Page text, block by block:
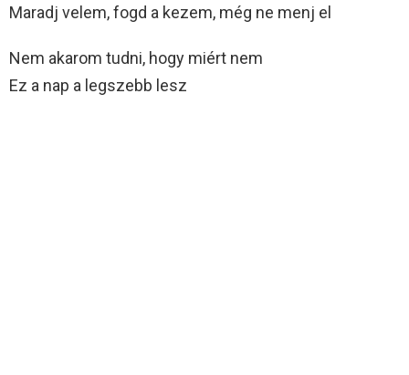
Maradj velem, fogd a kezem, még ne menj el
Nem akarom tudni, hogy miért nem
Ez a nap a legszebb lesz